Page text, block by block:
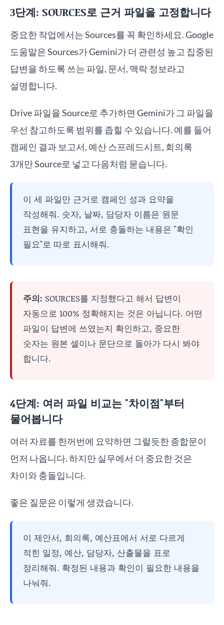
3단계: SOURCES로 근거 파일을 고정합니다
중요한 작업에서는 Sources를 꼭 확인하세요. Google
도움말은 Sources가 Gemini가 더 관련성 높고 집중된
답변을 하도록 쓰는 파일, 문서, 맥락 정보라고
설명합니다.
Drive 파일을 Source로 추가하면 Gemini가 그 파일을
우선 참고하도록 범위를 좁힐 수 있습니다. 예를 들어
캠페인 결과 보고서, 예산 스프레드시트, 회의록
3개만 Source로 넣고 다음처럼 묻습니다.
이 세 파일만 근거로 캠페인 성과 요약을
작성해줘. 숫자, 날짜, 담당자 이름은 원문
표현을 유지하고, 서로 충돌하는 내용은 "확인
필요"로 따로 표시해줘.
주의: SOURCES를 지정했다고 해서 답변이
자동으로 100% 정확해지는 것은 아닙니다. 어떤
파일이 답변에 쓰였는지 확인하고, 중요한
숫자는 원본 셀이나 문단으로 돌아가 다시 봐야
합니다.
4단계: 여러 파일 비교는 "차이점"부터
물어봅니다
여러 자료를 한꺼번에 요약하면 그럴듯한 종합문이
먼저 나옵니다. 하지만 실무에서 더 중요한 것은
차이와 충돌입니다.
좋은 질문은 이렇게 생겼습니다.
이 제안서, 회의록, 예산표에서 서로 다르게
적힌 일정, 예산, 담당자, 산출물을 표로
정리해줘. 확정된 내용과 확인이 필요한 내용을
나눠줘.